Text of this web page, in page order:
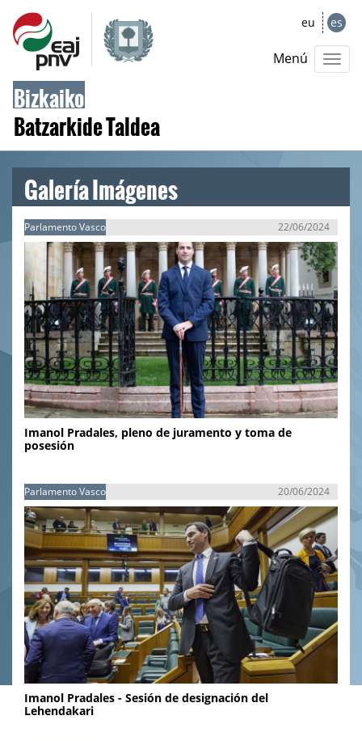
Bizkaiko
Batzarkide Taldea
eu es
Menú
Galería Imágenes
Parlamento Vasco 22/06/2024
Imanol Pradales, pleno de juramento y toma de
posesión
Parlamento Vasco 20/06/2024
Imanol Pradales - Sesión de designación del
Lehendakari